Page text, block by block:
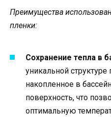
Преимущества
пленки:
Сохранение тепла в
уникальной структуре
накопленное в
поверхность, что
оптимальную